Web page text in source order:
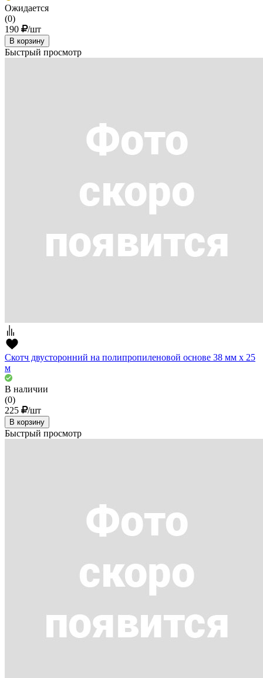
Ожидается
(0)
190
/шт
В корзину
Быстрый просмотр
Скотч двусторонний на полипропиленовой основе 38 мм х 25
м
В наличии
(0)
225
/шт
В корзину
Быстрый просмотр